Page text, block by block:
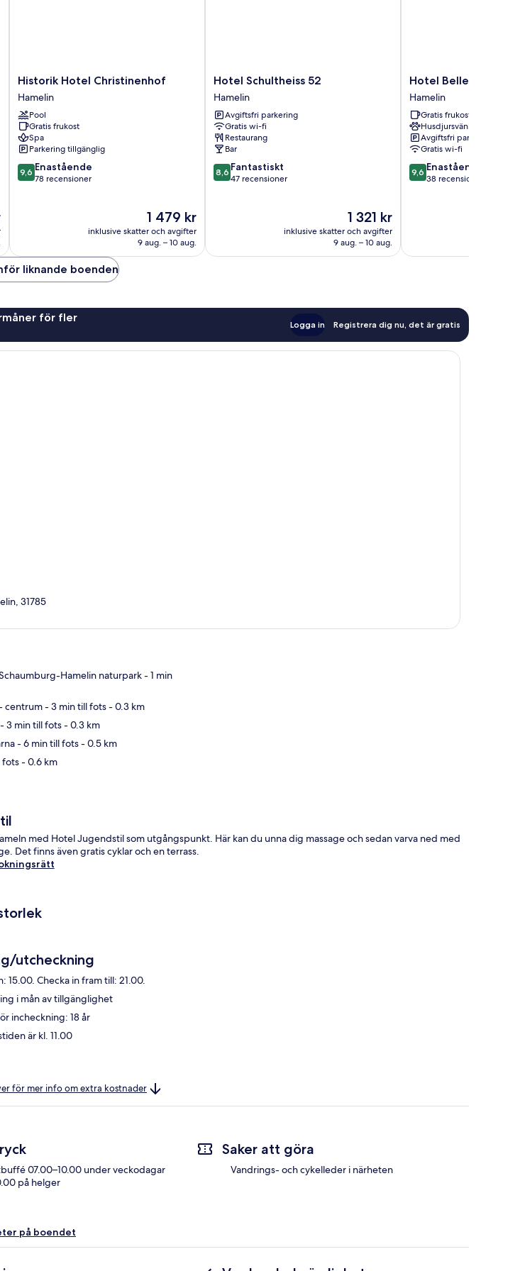
Historik
Hotel
Christinenhof
Hamelin
Historik Hotel Christinenhof
Hamelin
Pool
Gratis frukost
Spa
Parkering tillgänglig
9.6
av
9,6 Enastående
78 recensioner
Priset
är
1 479 kr
1 479 kr
inklusive skatter och avgifter
9 aug. – 10 aug.
Hotel
Schultheiss
52
Hamelin
Hotel Schultheiss 52
Hamelin
Avgiftsfri parkering
Gratis wi-fi
Restaurang
Bar
8.6
av
8,6 Fantastiskt
47 recensioner
Priset
är
1 321 kr
1 321 kr
inklusive skatter och avgifter
9 aug. – 10 aug.
Hotel
Bellevue
Hamelin
Hotel Bellevue
Hamelin
Gratis frukost
Husdjursvänligt
Avgiftsfri parkering
Gratis wi-fi
9.6
av
9,6 Enastående
38 recensioner
liknande boenden
för fler
Logga in Registrera dig nu, det är gratis
31785
Hamelin naturpark- 1 min
centrum- 3 min till fots- 0.3 km
- 3 min till fots- 0.3 km
- 6 min till fots- 0.5 km
fots- 0.6 km
med Hotel Jugendstil som utgångspunkt. Här kan du unna dig massage och sedan varva ned med
Det finns även gratis cyklar och en terrass.
utcheckning
15.00. Checka in fram till: 21.00.
i mån av tillgänglighet
incheckning: 18 år
är kl. 11.00
för mer info om extra kostnader
07.00–10.00 under veckodagar
på helger
Saker att göra
Vandrings- och cykelleder i närheten
på boendet